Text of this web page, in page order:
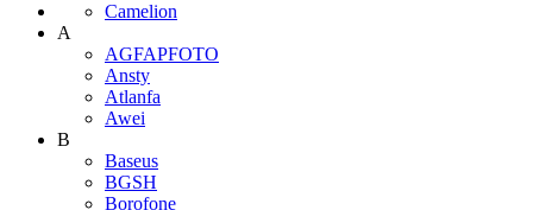
Camelion
A
AGFAPFOTO
Ansty
Atlanfa
Awei
B
Baseus
BGSH
Borofone